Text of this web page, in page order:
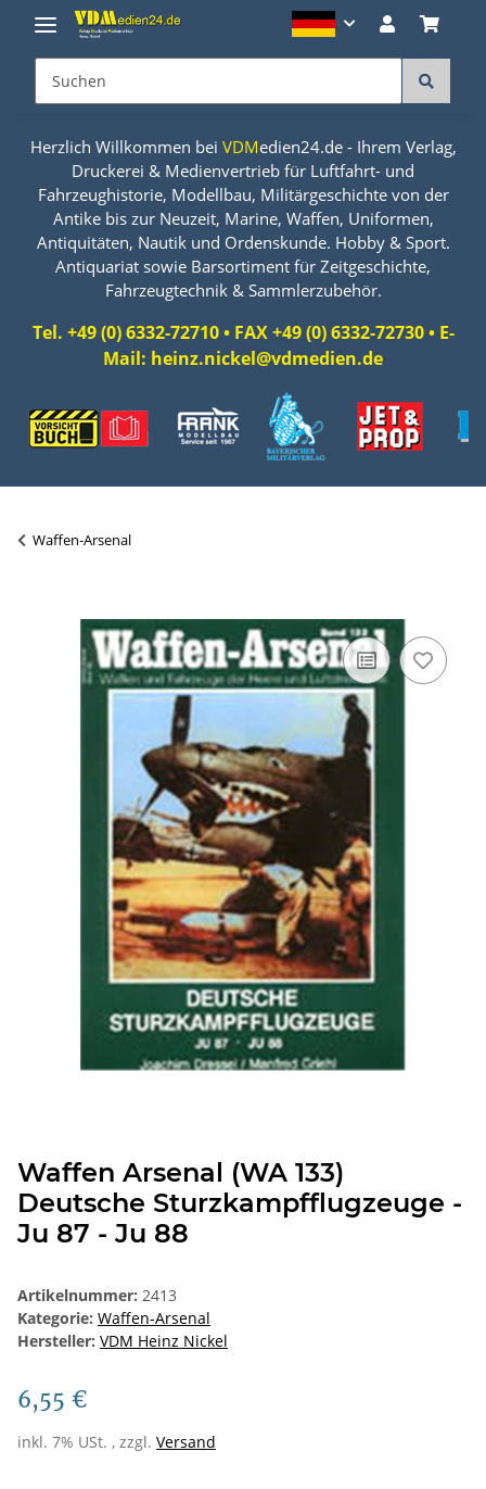
Herzlich Willkommen bei VDMedien24.de - Ihrem Verlag,
Druckerei & Medienvertrieb für Luftfahrt- und
Fahrzeughistorie, Modellbau, Militärgeschichte von der
Antike bis zur Neuzeit, Marine, Waffen, Uniformen,
Antiquitäten, Nautik und Ordenskunde. Hobby & Sport.
Antiquariat sowie Barsortiment für Zeitgeschichte,
Fahrzeugtechnik & Sammlerzubehör.
Tel. +49 (0) 6332-72710 • FAX +49 (0) 6332-72730 • E-
Mail: heinz.nickel@vdmedien.de
Waffen-Arsenal
Waffen Arsenal (WA 133)
Deutsche Sturzkampfflugzeuge -
Ju 87 - Ju 88
Artikelnummer: 2413
Kategorie: Waffen-Arsenal
Hersteller: VDM Heinz Nickel
6,55 €
inkl. 7% USt. , zzgl. Versand